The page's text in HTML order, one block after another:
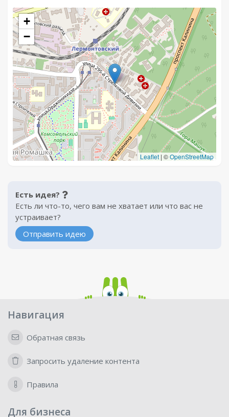
+
−
Leaflet | ©OpenStreetMap
Есть идея?
Есть ли что-то, чего вам не хватает или что вас не
устраивает?
Отправить идею
Навигация
Обратная связь
Запросить удаление контента
Правила
Для бизнеса